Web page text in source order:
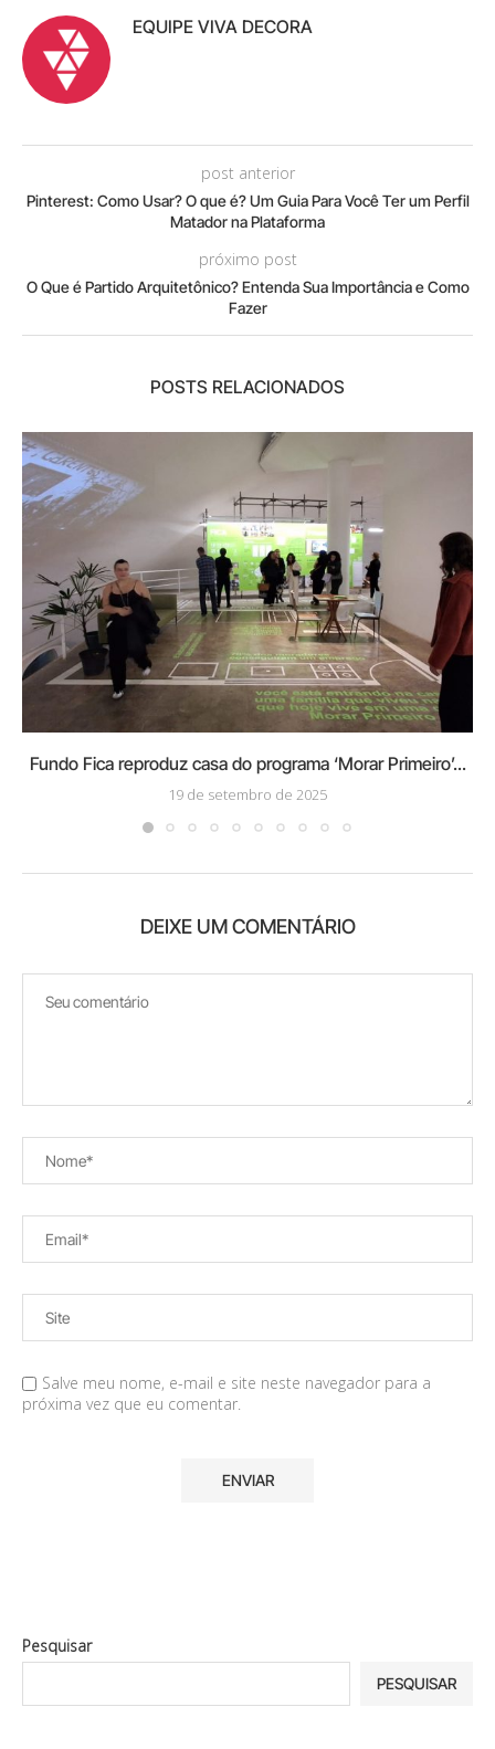
EQUIPE VIVA DECORA
post anterior
Pinterest: Como Usar? O que é? Um Guia Para Você Ter um Perfil
Matador na Plataforma
próximo post
O Que é Partido Arquitetônico? Entenda Sua Importância e Como
Fazer
POSTS RELACIONADOS
Fundo Fica reproduz casa do programa ‘Morar Primeiro’...
19 de setembro de 2025
DEIXE UM COMENTÁRIO
Salve meu nome, e-mail e site neste navegador para a
próxima vez que eu comentar.
Pesquisar
PESQUISAR